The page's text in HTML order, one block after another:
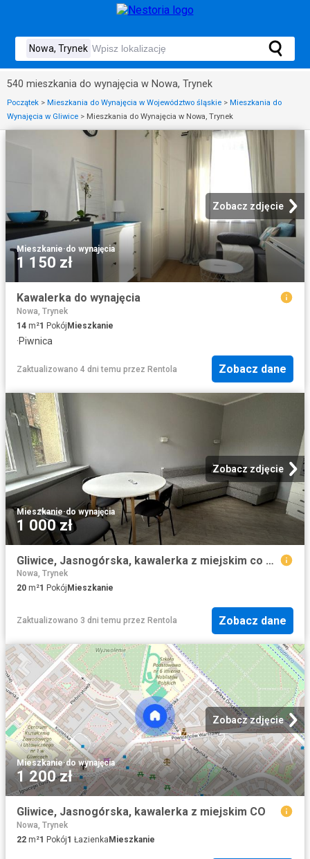
540 mieszkania do wynajęcia w Nowa, Trynek
Początek > Mieszkania do Wynajęcia w Województwo śląskie > Mieszkania do
Wynajęcia w Gliwice > Mieszkania do Wynajęcia w Nowa, Trynek
Zobacz zdjęcie
Mieszkanie·do wynajęcia
1 150 zł
Kawalerka do wynajęcia
Nowa, Trynek
14 m²1 PokójMieszkanie
·Piwnica
Zaktualizowano 4 dni temu przez Rentola Zobacz dane
Zobacz zdjęcie
Mieszkanie·do wynajęcia
1 000 zł
Gliwice, Jasnogórska, kawalerka z miejskim co Śródmieście
Nowa, Trynek
20 m²1 Pokój Mieszkanie
Zaktualizowano 3 dni temu przez Rentola Zobacz dane
Zobacz zdjęcie
Mieszkanie·do wynajęcia
1 200 zł
Gliwice, Jasnogórska, kawalerka z miejskim CO
Nowa, Trynek
22 m²1 Pokój1 Łazienka Mieszkanie